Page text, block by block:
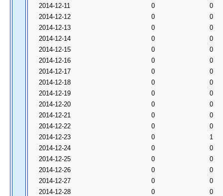
2014-12-11
0
0
2014-12-12
0
0
2014-12-13
0
0
2014-12-14
0
0
2014-12-15
0
0
2014-12-16
0
0
2014-12-17
0
0
2014-12-18
0
0
2014-12-19
0
0
2014-12-20
0
0
2014-12-21
0
0
2014-12-22
0
0
2014-12-23
0
1
2014-12-24
0
0
2014-12-25
0
0
2014-12-26
0
0
2014-12-27
0
0
2014-12-28
0
0